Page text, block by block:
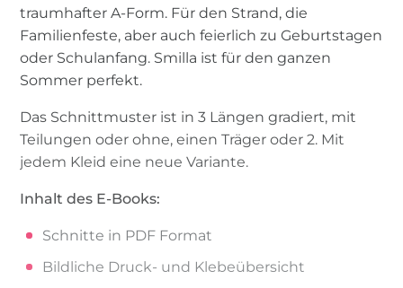
traumhafter A-Form. Für den Strand, die
Familienfeste, aber auch feierlich zu Geburtstagen
oder Schulanfang. Smilla ist für den ganzen
Sommer perfekt.
Das Schnittmuster ist in 3 Längen gradiert, mit
Teilungen oder ohne, einen Träger oder 2. Mit
jedem Kleid eine neue Variante.
Inhalt des E-Books:
Schnitte in PDF Format
Bildliche Druck- und Klebeübersicht